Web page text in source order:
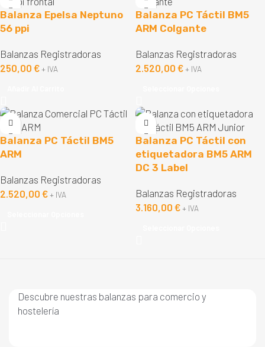
Balanza Epelsa Neptuno
56 ppi
Balanzas Registradoras
250,00 €+ IVA
Balanza PC Táctil BM5
ARM Colgante
Balanzas Registradoras
2.520,00 €+ IVA
Balanza PC Táctil BM5
ARM
Balanzas Registradoras
2.520,00 €+ IVA
Balanza PC Táctil con
etiquetadora BM5 ARM
DC 3 Label
Balanzas Registradoras
3.160,00 €+ IVA
Descubre nuestras balanzas para comercio y
hostelería